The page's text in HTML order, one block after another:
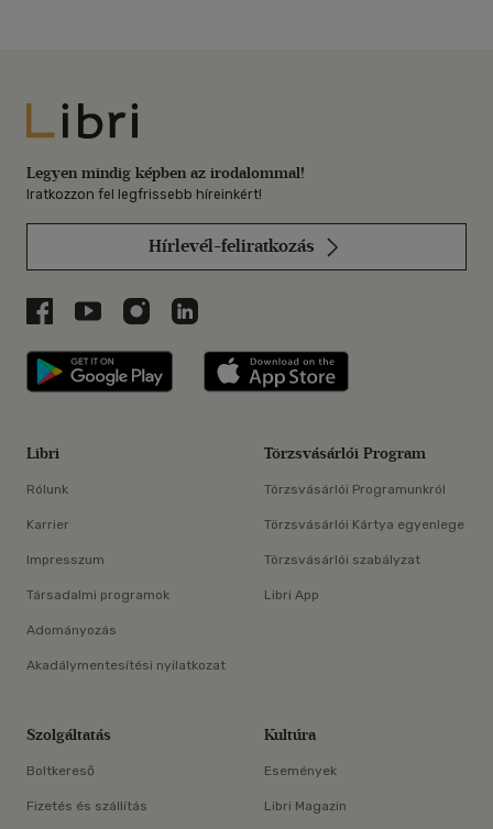
Libri
Legyen mindig képben az irodalommal!
Iratkozzon fel legfrissebb híreinkért!
Hírlevél-feliratkozás
Libri a Facebookon
Libri a Youtube-on
Libri az Instagramon
Libri a LinkedInen
Libri applikáció Szerezd meg: Google
Libri
Rólunk
Karrier
Impresszum
Társadalmi programok
Adományozás
Akadálymentesítési nyilatkozat
Törzsvásárlói Program
Törzsvásárlói Programunkról
Törzsvásárlói Kártya egyenlege
Törzsvásárlói szabályzat
Libri App
Szolgáltatás
Boltkereső
Fizetés és szállítás
Kultúra
Események
Libri Magazin